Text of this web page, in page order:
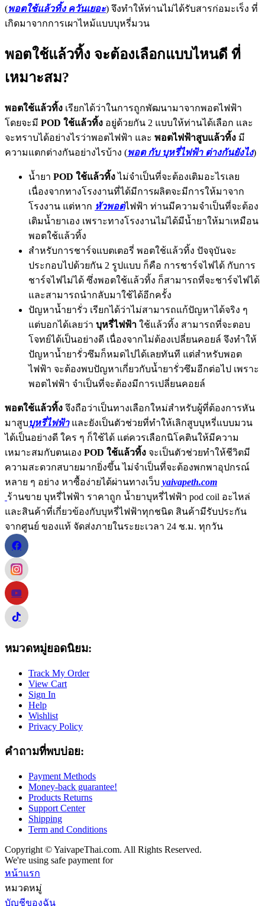
(พอตใช้แล้วทิ้ง ควันเยอะ) จึงทำให้ท่านไม่ได้รับสารก่อมะเร็ง ที่
เกิดมาจากการเผาไหม้แบบบุหรี่มวน
พอตใช้แล้วทิ้ง จะต้องเลือกแบบไหนดี ที่
เหมาะสม?
พอตใช้แล้วทิ้ง เรียกได้ว่าในการถูกพัฒนามาจากพอตไฟฟ้า
โดยจะมี POD ใช้แล้วทิ้ง อยู่ด้วยกัน 2 แบบให้ท่านได้เลือก และ
จะทราบได้อย่างไรว่าพอตไฟฟ้า และ พอตไฟฟ้าสูบแล้วทิ้ง มี
ความแตกต่างกันอย่างไรบ้าง (พอต กับ บุหรี่ไฟฟ้า ต่างกันยังไง)
น้ำยา POD ใช้แล้วทิ้งไม่จำเป็นที่จะต้องเติมอะไรเลย
เนื่องจากทางโรงงานที่ได้มีการผลิตจะมีการให้มาจาก
โรงงาน แต่หาก หัวพอตไฟฟ้า ท่านมีความจำเป็นที่จะต้อง
เติมน้ำยาเอง เพราะทางโรงงานไม่ได้มีน้ำยาให้มาเหมือน
พอตใช้แล้วทิ้ง
สำหรับการชาร์จแบตเตอรี่ พอตใช้แล้วทิ้ง ปัจจุบันจะ
ประกอบไปด้วยกัน 2 รูปแบบ ก็คือ การชาร์จไฟได้ กับการ
ชาร์จไฟไม่ได้ ซึ่งพอตใช้แล้วทิ้ง ก็สามารถที่จะชาร์จไฟได้
และสามารถนำกลับมาใช้ได้อีกครั้ง
ปัญหาน้ำยารั่ว เรียกได้ว่าไม่สามารถแก้ปัญหาได้จริง ๆ
แต่บอกได้เลยว่า บุหรี่ไฟฟ้า ใช้แล้วทิ้ง สามารถที่จะตอบ
โจทย์ได้เป็นอย่างดี เนื่องจากไม่ต้องเปลี่ยนคอยล์ จึงทำให้
ปัญหาน้ำยารั่วซึมก็หมดไปได้เลยทันที แต่สำหรับพอต
ไฟฟ้า จะต้องพบปัญหาเกี่ยวกับน้ำยารั่วซึมอีกต่อไป เพราะ
พอตไฟฟ้า จำเป็นที่จะต้องมีการเปลี่ยนคอยล์
พอตใช้แล้วทิ้ง จึงถือว่าเป็นทางเลือกใหม่สำหรับผู้ที่ต้องการหัน
มาสูบบุหรี่ไฟฟ้าและยังเป็นตัวช่วยที่ทำให้เลิกสูบบุหรี่แบบมวน
ได้เป็นอย่างดี ใคร ๆ ก็ใช้ได้ แต่ควรเลือกนิโคตินให้มีความ
เหมาะสมกับตนเอง POD ใช้แล้วทิ้ง จะเป็นตัวช่วยทำให้ชีวิตมี
ความสะดวกสบายมากยิ่งขึ้น ไม่จำเป็นที่จะต้องพกพาอุปกรณ์
หลาย ๆ อย่าง หาซื้อง่ายได้ผ่านทางเว็บ yaivapeth.com
ร้านขาย บุหรี่ไฟฟ้า ราคาถูก น้ำยาบุหรี่ไฟฟ้า pod coil อะไหล่
และสินค้าที่เกี่ยวข้องกับบุหรี่ไฟฟ้าทุกชนิด สินค้ามีรับประกัน
จากศูนย์ ของแท้ จัดส่งภายในระยะเวลา 24 ช.ม. ทุกวัน
หมวดหมู่ยอดนิยม:
Track My Order
View Cart
Sign In
Help
Wishlist
Privacy Policy
คำถามที่พบบ่อย:
Payment Methods
Money-back guarantee!
Products Returns
Support Center
Shipping
Term and Conditions
Copyright © YaivapeThai.com. All Rights Reserved.
We're using safe payment for
หน้าแรก
หมวดหมู่
บัญชีของฉัน